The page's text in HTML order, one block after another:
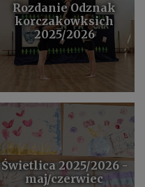
Rozdanie Odznak
korczakowksich
2025/2026
Świetlica 2025/2026 -
maj/czerwiec